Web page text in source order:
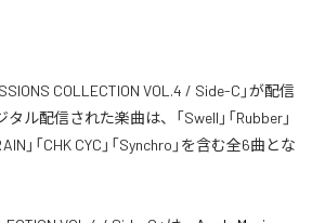
COLLECTION VOL.4 / Side-C」が配信
ル配信された楽曲は、「Swell」「Rubber」
」「CHK CYC」「Synchro」を含む全6曲とな